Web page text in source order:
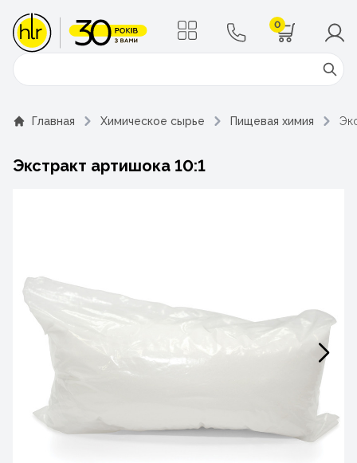
0
Поиск
Главная Химическое сырье Пищевая химия
Экстракт артишока 10:1